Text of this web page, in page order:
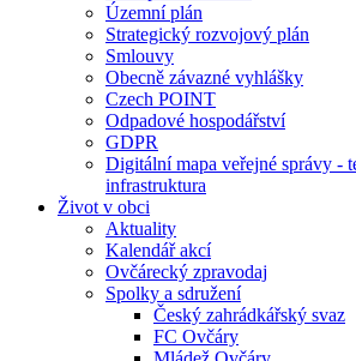
Územní plán
Strategický rozvojový plán
Smlouvy
Obecně závazné vyhlášky
Czech POINT
Odpadové hospodářství
GDPR
Digitální mapa veřejné správy -
infrastruktura
Život v obci
Aktuality
Kalendář akcí
Ovčárecký zpravodaj
Spolky a sdružení
Český zahrádkářský svaz
FC Ovčáry